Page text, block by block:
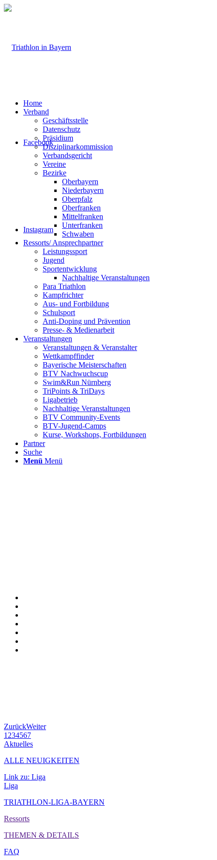
Facebook
Instagram
Home
Verband
Geschäftsstelle
Datenschutz
Präsidium
Disziplinarkommission
Verbandsgericht
Vereine
Bezirke
Oberbayern
Niederbayern
Oberpfalz
Oberfranken
Mittelfranken
Unterfranken
Schwaben
Ressorts/ Ansprechpartner
Leistungssport
Jugend
Sportentwicklung
Nachhaltige Veranstaltungen
Para Triathlon
Kampfrichter
Aus- und Fortbildung
Schulsport
Anti-Doping und Prävention
Presse- & Medienarbeit
Veranstaltungen
Veranstaltungen & Veranstalter
Wettkampffinder
Bayerische Meisterschaften
BTV Nachwuchscup
Swim&Run Nürnberg
TriPoints & TriDays
Ligabetrieb
Nachhaltige Veranstaltungen
BTV Community-Events
BTV-Jugend-Camps
Kurse, Workshops, Fortbildungen
Partner
Suche
Menü Menü
ZurückWeiter
1 234567
Aktuelles
ALLE NEUIGKEITEN
Link zu: Liga
Liga
TRIATHLON-LIGA-BAYERN
Ressorts
THEMEN & DETAILS
FAQ